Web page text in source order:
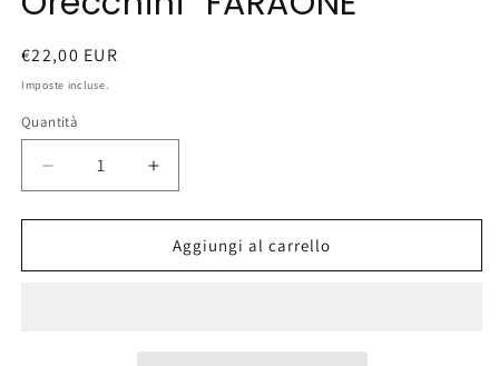
in
Prezzo
di
€22,00 EUR
Imposte incluse.
Quantità
Diminuisci
quantità
per
&quot;FARAONE&quot;
Aumenta
quantità
per
Orecchini
&quot;FARAONE&quot;
Aggiungi al carrello